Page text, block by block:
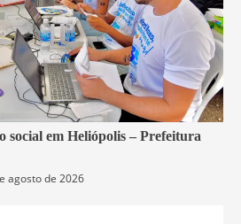
social em Heliópolis – Prefeitura
agosto de 2026